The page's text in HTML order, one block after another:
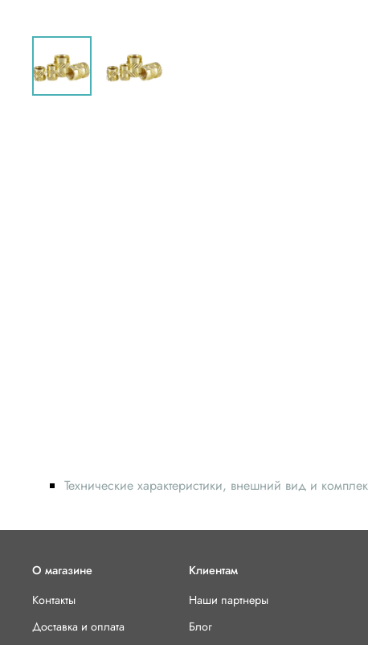
Технические характеристики, внешний вид и
О магазине
Контакты
Доставка и оплата
Клиентам
Наши партнеры
Блог